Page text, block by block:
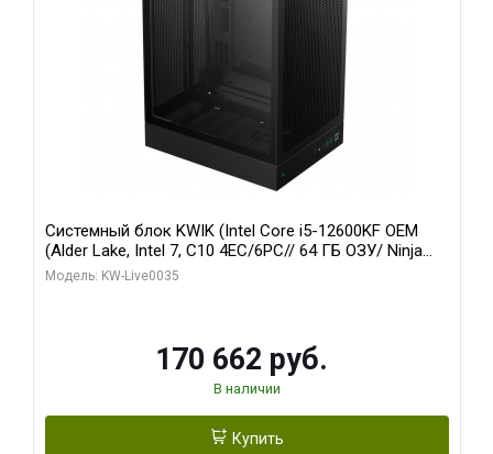
Системный блок KWIK (Intel Core i5-12600KF OEM
(Alder Lake, Intel 7, C10 4EC/6PC// 64 ГБ ОЗУ/ Ninja
Sinotex GTX1650 4GB 128bit GDDR6 DVI DP HDMI 2/
Модель: KW-Live0035
170 662 руб.
В наличии
Купить